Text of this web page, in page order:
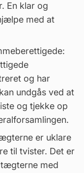
En klar og
med at
og har
undgås ved at
og tjekke op
er uklare
til tvister. Det er
med